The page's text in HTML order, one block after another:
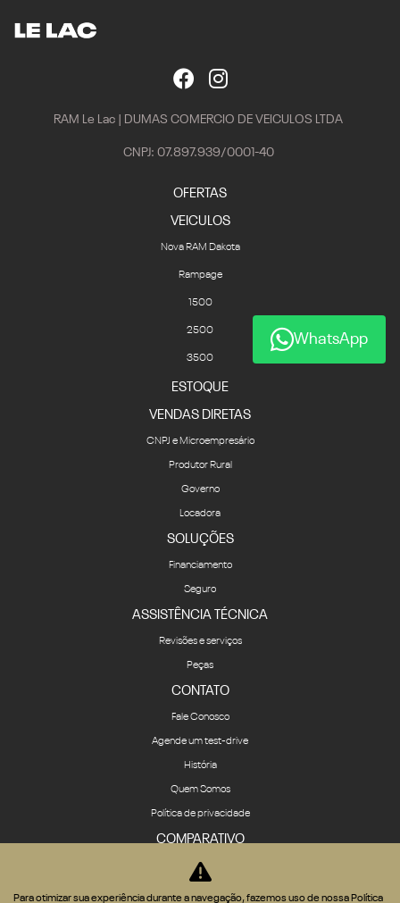
RAM Le Lac | DUMAS COMERCIO DE VEICULOS LTDA
CNPJ: 07.897.939/0001-40
OFERTAS
VEICULOS
Nova RAM Dakota
Rampage
1500
2500
3500
ESTOQUE
VENDAS DIRETAS
CNPJ e Microempresário
Produtor Rural
Governo
Locadora
SOLUÇÕES
Financiamento
Seguro
ASSISTÊNCIA TÉCNICA
Revisões e serviços
Peças
CONTATO
Fale Conosco
Agende um test-drive
História
Quem Somos
Política de privacidade
COMPARATIVO
WhatsApp
Para otimizar sua experiência durante a navegação, fazemos uso de nossa Política